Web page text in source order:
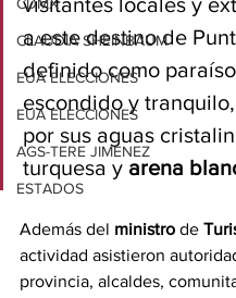
CLAUDIA SHEINBAUM
EUA ELECCIONES
EUA ELECCIONES
AGS-TERE JIMÉNEZ
ESTADOS
a este destino de
definido como paraíso
escondido y
por sus aguas
turquesa y arena
Además del ministro de
actividad asistieron
provincia, alcaldes,